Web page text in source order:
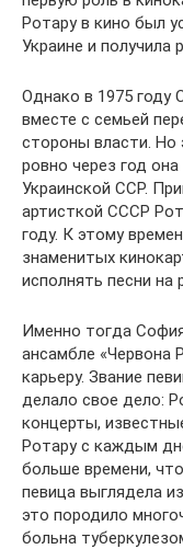
Ротару в кино был
Украине и получила
Однако в 1975
вместе с семьей
стороны власти. Но
ровно через год
Украинской ССР.
артисткой СССР
году. К этому
знаменитых
исполнять песни на
Именно тогда
ансамбле «Червона
карьеру. Звание
делало свое дело:
концерты,
Ротару с каждым
больше времени,
певица выглядела
это породило
больна